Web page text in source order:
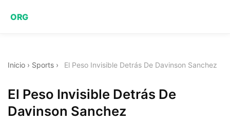
ORG
Inicio › Sports › El Peso Invisible Detrás De Davinson Sanchez
El Peso Invisible Detrás De
Davinson Sanchez